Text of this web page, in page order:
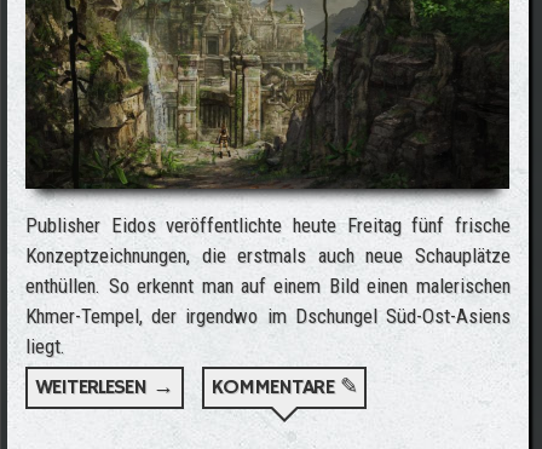
Publisher Eidos veröffentlichte heute Freitag fünf frische
Konzeptzeichnungen, die erstmals auch neue Schauplätze
enthüllen. So erkennt man auf einem Bild einen malerischen
Khmer-Tempel, der irgendwo im Dschungel Süd-Ost-Asiens
liegt.
WEITERLESEN →
ÜBER FÜNF NEUE TOMB RAIDER
UNDERWORLD KONZEPTZEICHNUNGEN
KOMMENTARE ✎